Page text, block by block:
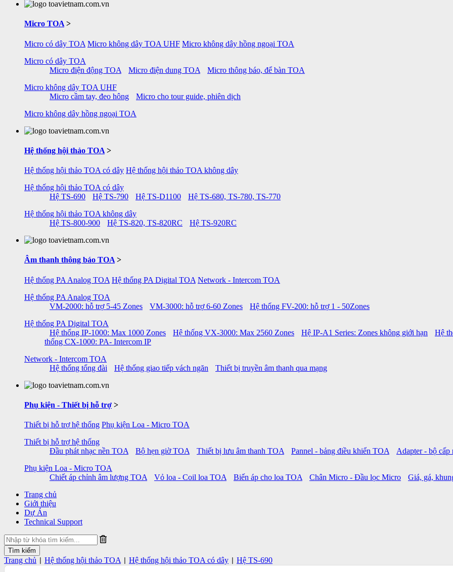
Micro TOA >
Micro có dây TOA Micro không dây TOA UHF Micro không dây hồng ngoại TOA
Micro có dây TOA
Micro điện động TOA
Micro điện dung TOA
Micro thông báo, để bàn TOA
Micro không dây TOA UHF
Micro cầm tay, đeo hông
Micro cho tour guide, phiên dịch
Micro không dây hồng ngoại TOA
Hệ thống hội thảo TOA >
Hệ thống hội thảo TOA có dây Hệ thống hội thảo TOA không dây
Hệ thống hội thảo TOA có dây
Hệ TS-690
Hệ TS-790 Hệ TS-D1100
Hệ TS-680, TS-780, TS-770
Hệ thống hội thảo TOA không dây
Hệ TS-800-900
Hệ TS-820, TS-820RC Hệ TS-920RC
Âm thanh thông báo TOA >
Hệ thống PA Analog TOA Hệ thống PA Digital TOA Network - Intercom TOA
Hệ thống PA Analog TOA
VM-2000: hỗ trợ 5-45 Zones
VM-3000: hỗ trợ 6-60 Zones
Hệ thống FV-200: hỗ trợ 1 - 50Zones
Hệ thống PA Digital TOA
Hệ thống IP-1000: Max 1000 Zones
Hệ thống VX-3000: Max 2560 Zones Hệ IP-A1 Series: Zones không giới hạn Hệ
thống CX-1000: PA- Intercom IP
Network - Intercom TOA
Hệ thống tổng đài
Hệ thống giao tiếp vách ngăn Thiết bị truyền âm thanh qua mạng
Phụ kiện - Thiết bị hỗ trợ >
Thiết bị hỗ trợ hệ thống Phụ kiện Loa - Micro TOA
Thiết bị hỗ trợ hệ thống
Đầu phát nhạc nền TOA
Bộ hẹn giờ TOA Thiết bị lưu âm thanh TOA Pannel - bảng điều khiển TOA Adapter - bộ
Phụ kiện Loa - Micro TOA
Chiết áp chỉnh âm lượng TOA
Vỏ loa - Coil loa TOA Biến áp cho loa TOA Chân Micro - Đầu lọc Micro Giá, gá,
Trang chủ
Giới thiệu
Dự Án
Technical Support
Trang chủ Hệ thống hội thảo TOA Hệ thống hội thảo TOA có dây Hệ TS-690